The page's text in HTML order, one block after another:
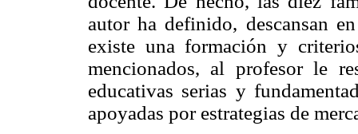
autor ha definido, descansan
existe una formación y
mencionados, al profesor le
educativas serias y
apoyadas por estrategias de